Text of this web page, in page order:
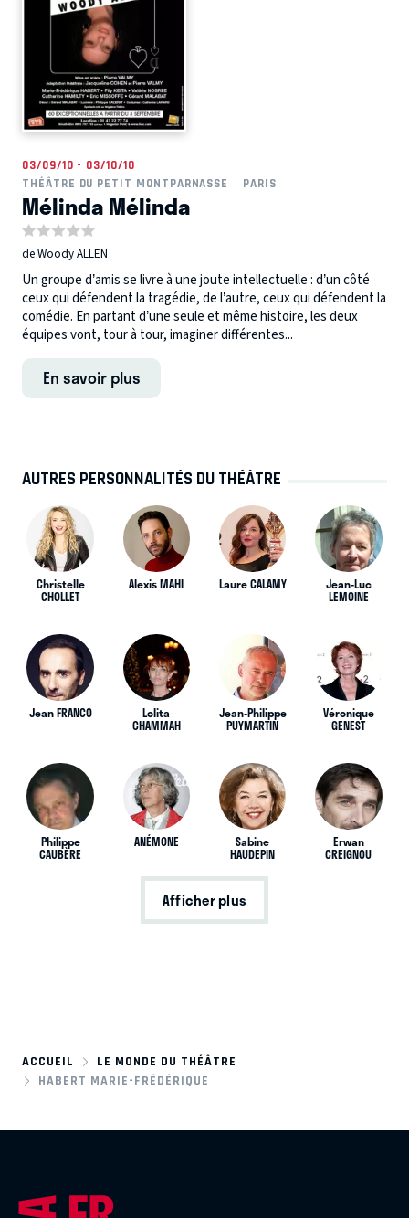
03/09/10 - 03/10/10
THÉÂTRE DU PETIT MONTPARNASSE
PARIS
Mélinda Mélinda
de Woody ALLEN
Un groupe d’amis se livre à une joute intellectuelle : d’un côté
ceux qui défendent la tragédie, de l’autre, ceux qui défendent la
comédie. En partant d’une seule et même histoire, les deux
équipes vont, tour à tour, imaginer différentes...
En savoir plus
AUTRES PERSONNALITÉS DU THÉÂTRE
Christelle
CHOLLET
Alexis MAHI Laure CALAMY Jean-Luc
LEMOINE
Jean FRANCO Lolita
CHAMMAH
Jean-Philippe
PUYMARTIN
Véronique
GENEST
Philippe
CAUBÈRE
ANÉMONE Sabine
HAUDEPIN
Erwan
CREIGNOU
Afficher plus
ACCUEIL
LE MONDE DU THÉÂTRE
HABERT MARIE-FRÉDÉRIQUE